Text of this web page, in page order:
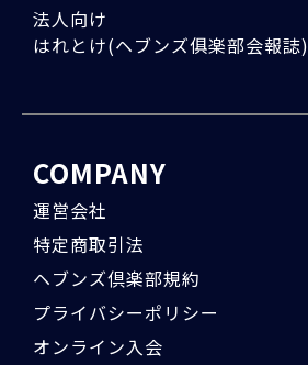
法人向け
はれとけ(ヘブンズ俱楽部会報誌)
COMPANY
運営会社
特定商取引法
ヘブンズ倶楽部規約
プライバシーポリシー
オンライン入会